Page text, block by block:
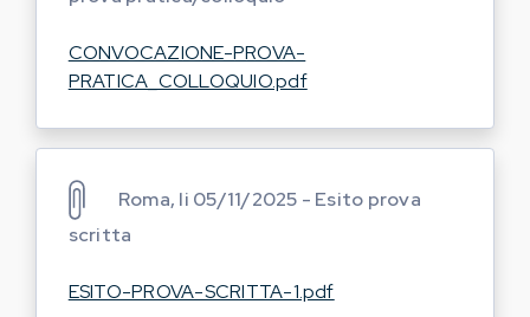
CONVOCAZIONE-PROVA-
PRATICA_COLLOQUIO.pdf
Roma, li 05/11/2025 - Esito prova
scritta
ESITO-PROVA-SCRITTA-1.pdf